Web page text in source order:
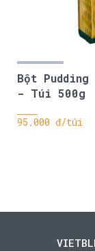
Bột
- Túi 500g
95.000 đ/túi